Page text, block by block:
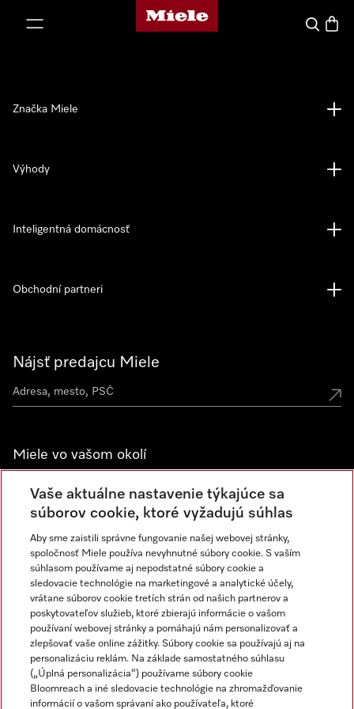
Domovská stránka spoločnosti Miele
Hľadať
Nájsť predajcu Miele
Miele vo vašom okolí
Spoznajte predajne Miele
Newsletter
Značka Miele
Výhody
Inteligentná domácnosť
Obchodní partneri
Miele na Instagrame
Miele na YouTube
Vaše aktuálne nastavenie týkajúce sa
súborov cookie, ktoré vyžadujú súhlas
Aby sme zaistili správne fungovanie našej webovej stránky,
spoločnosť Miele používa nevyhnutné súbory cookie. S vaším
súhlasom používame aj nepodstatné súbory cookie a
sledovacie technológie na marketingové a analytické účely,
vrátane súborov cookie tretích strán od našich partnerov a
poskytovateľov služieb, ktoré zbierajú informácie o vašom
používaní webovej stránky a pomáhajú nám personalizovať a
zlepšovať vaše online zážitky. Súbory cookie sa používajú aj na
personalizáciu reklám. Na základe samostatného súhlasu
(„Úplná personalizácia“) používame súbory cookie
Bloomreach a iné sledovacie technológie na zhromažďovanie
informácií o vašom správaní ako používateľa, ktoré